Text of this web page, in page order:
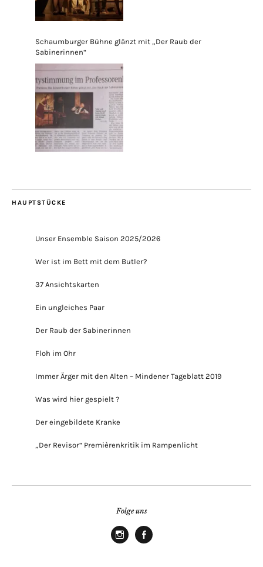
Schaumburger Bühne glänzt mit „Der Raub der
Sabinerinnen“
HAUPTSTÜCKE
Unser Ensemble Saison 2025/2026
Wer ist im Bett mit dem Butler?
37 Ansichtskarten
Ein ungleiches Paar
Der Raub der Sabinerinnen
Floh im Ohr
Immer Ärger mit den Alten – Mindener Tageblatt 2019
Was wird hier gespielt ?
Der eingebildete Kranke
„Der Revisor“ Premièrenkritik im Rampenlicht
Folge uns